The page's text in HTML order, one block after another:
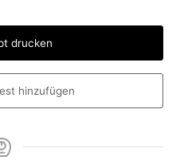
drucken
hinzufügen